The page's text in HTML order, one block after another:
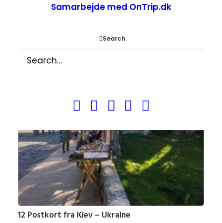
Samarbejde med OnTrip.dk
Search
12 Postkort fra Kiev – Ukraine